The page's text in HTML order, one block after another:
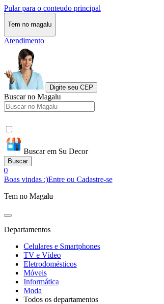
Pular para o conteudo principal
Tem no magalu
Atendimento
Digite seu CEP
Buscar no Magalu
Buscar em Su Decor
Buscar
0
Boas vindas :)Entre ou Cadastre-se
Tem no Magalu
Departamentos
Celulares e Smartphones
TV e Vídeo
Eletrodomésticos
Móveis
Informática
Moda
Todos os departamentos